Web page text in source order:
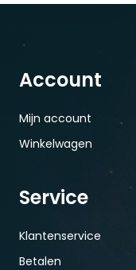
Account
Mijn account
Winkelwagen
Service
Klantenservice
Betalen